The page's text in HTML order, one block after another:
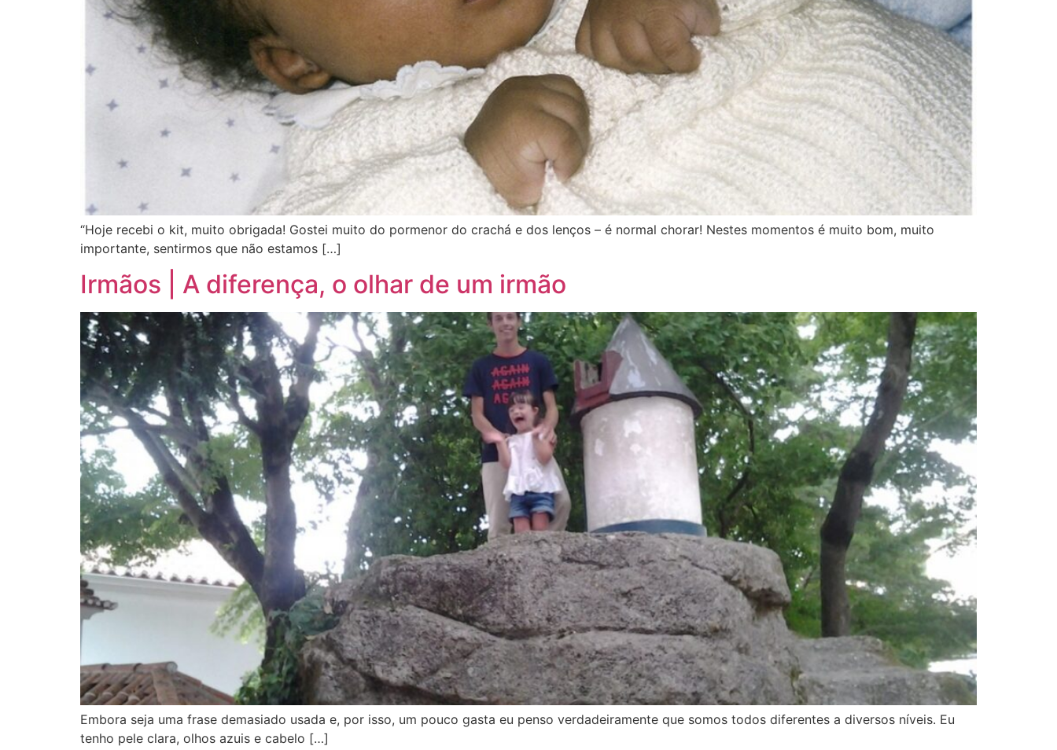
“Hoje recebi o kit, muito obrigada! Gostei muito do pormenor do crachá e dos lenços – é normal chorar! Nestes momentos é muito bom, muito
importante, sentirmos que não estamos […]
Irmãos | A diferença, o olhar de um irmão
Embora seja uma frase demasiado usada e, por isso, um pouco gasta eu penso verdadeiramente que somos todos diferentes a diversos níveis. Eu
tenho pele clara, olhos azuis e cabelo […]